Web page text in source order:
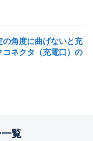
角度に曲げないと充
ネクタ（充電口）の
覧